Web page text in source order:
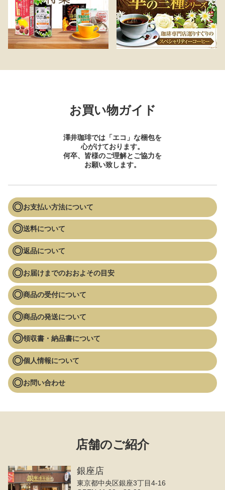
お買い物ガイド
澤井珈琲では「エコ」な梱包を
心がけております。
何卒、皆様のご理解とご協力を
お願い致します。
お支払い方法について
送料について
返品について
お届けまでのおおよその目安
商品の受付について
商品の発送について
領収書・納品書について
個人情報について
お問い合わせ
店舗のご紹介
銀座店
東京都中央区銀座3丁目4‐16